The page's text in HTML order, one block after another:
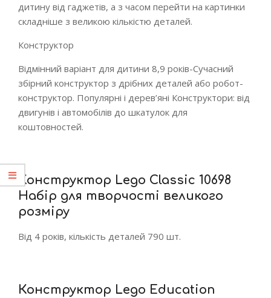
дитину від гаджетів, а з часом перейти на картинки
складніше з великою кількістю деталей.
Конструктор
Відмінний варіант для дитини 8,9 років-Сучасний
збірний конструктор з дрібних деталей або робот-
конструктор. Популярні і дерев’яні Конструктори: від
двигунів і автомобілів до шкатулок для
коштовностей.
Конструктор Lego Classic 10698
Набір для творчості великого
розміру
Від 4 років, кількість деталей 790 шт.
Конструктор Lego Education